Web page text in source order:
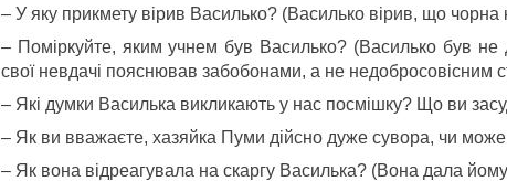
– У яку прикмету вірив Василько? (Василько вірив, що чорна
– Поміркуйте, яким учнем був Василько? (Василько був
свої невдачі пояснював забобонами, а не недобросовісним
– Які думки Василька викликають у нас посмішку? Що ви
– Як ви вважаєте, хазяйка Пуми дійсно дуже сувора, чи
– Як вона відреагувала на скаргу Василька? (Вона дала